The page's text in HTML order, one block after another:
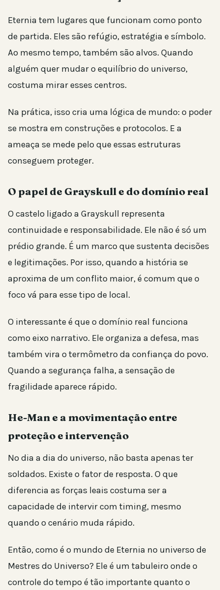
Eternia tem lugares que funcionam como ponto
de partida. Eles são refúgio, estratégia e símbolo.
Ao mesmo tempo, também são alvos. Quando
alguém quer mudar o equilíbrio do universo,
costuma mirar esses centros.
Na prática, isso cria uma lógica de mundo: o poder
se mostra em construções e protocolos. E a
ameaça se mede pelo que essas estruturas
conseguem proteger.
O papel de Grayskull e do domínio real
O castelo ligado a Grayskull representa
continuidade e responsabilidade. Ele não é só um
prédio grande. É um marco que sustenta decisões
e legitimações. Por isso, quando a história se
aproxima de um conflito maior, é comum que o
foco vá para esse tipo de local.
O interessante é que o domínio real funciona
como eixo narrativo. Ele organiza a defesa, mas
também vira o termômetro da confiança do povo.
Quando a segurança falha, a sensação de
fragilidade aparece rápido.
He-Man e a movimentação entre
proteção e intervenção
No dia a dia do universo, não basta apenas ter
soldados. Existe o fator de resposta. O que
diferencia as forças leais costuma ser a
capacidade de intervir com timing, mesmo
quando o cenário muda rápido.
Então, como é o mundo de Eternia no universo de
Mestres do Universo? Ele é um tabuleiro onde o
controle do tempo é tão importante quanto o